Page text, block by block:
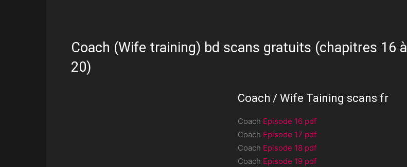
Coach (Wife training) bd scans gratuits (chapitres 16 à
20)
Coach / Wife Taining scans fr
Coach Episode 16 pdf
Coach Episode 17 pdf
Coach Episode 18 pdf
Coach Episode 19 pdf